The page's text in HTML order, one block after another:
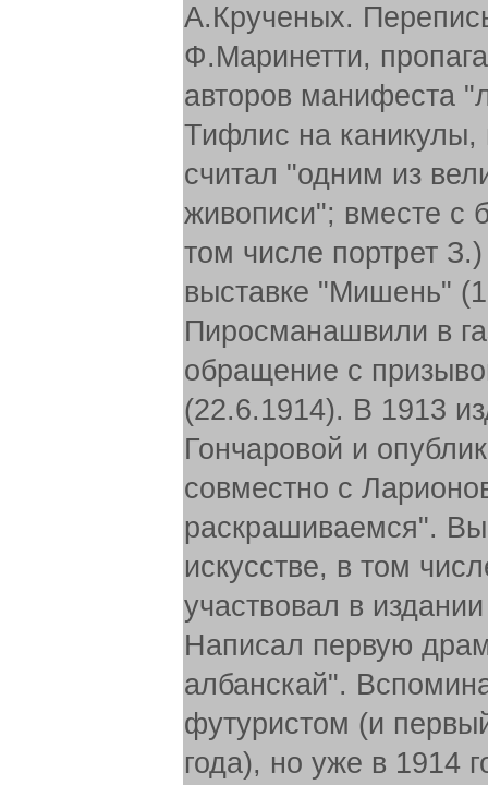
А.Крученых.
Ф.Маринетти,
авторов манифеста
Тифлис на каникулы,
считал "одним из
живописи"; вместе с
том числе портрет
выставке "Мишень"
Пиросманашвили в
обращение с
(22.6.1914). В 1913
Гончаровой и
совместно с
раскрашиваемся".
искусстве, в том
участвовал в
Написал первую
албанскай".
футуристом (и
года), но уже в 1914